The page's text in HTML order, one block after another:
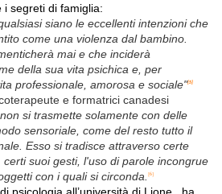
i segreti di famiglia:
siano le eccellenti intenzioni che
come una violenza dal bambino.
mai e che inciderà
della sua vita psichica e, per
professionale, amorosa e sociale"[5]
e formatrici canadesi
si trasmette solamente con delle
sensoriale, come del resto tutto il
Esso si tradisce attraverso certe
suoi gesti, l'uso di parole incongrue
con i quali si circonda.
[6]